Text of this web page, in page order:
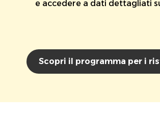
e accedere a dati dettagliati
Scopri il programma per i